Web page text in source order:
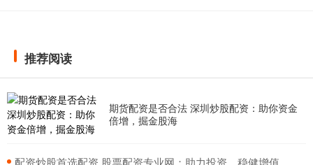
推荐阅读
期货配资是否合法 深圳炒股配资：助你资金
倍增，掘金股海
​配资炒股首选配资 股票配资专业网：助力投资，稳健增值